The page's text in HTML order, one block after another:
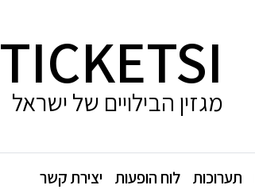
TICKETSI
מגזין הבילויים של ישראל
תערוכות לוח הופעות יצירת קשר